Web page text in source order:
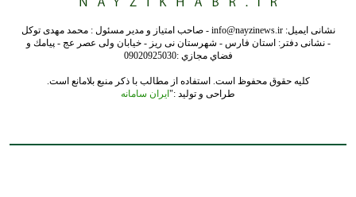
نشانی ایمیل: info@nayzinews.ir - صاحب امتیاز و مدیر مسئول : محمد مهدی توکل
- نشانی دفتر: استان فارس - شهرستان نی ریز - خیابان ولی عصر عج - پيامك و
فضاي مجازي :09020925030
کلیه حقوق محفوظ است. استفاده از مطالب با ذکر منبع بلامانع است.
طراحی و تولید :" ایران سامانه